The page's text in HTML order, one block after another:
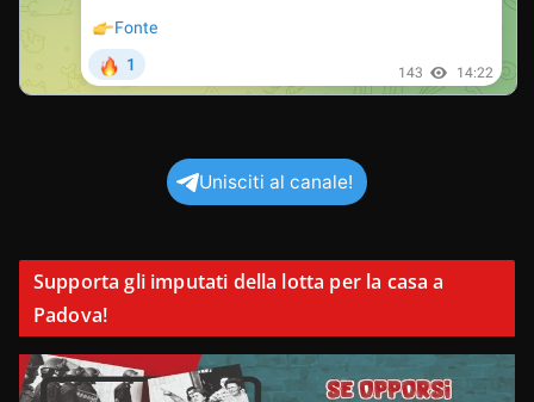
Unisciti al canale!
Supporta gli imputati della lotta per la casa a
Padova!